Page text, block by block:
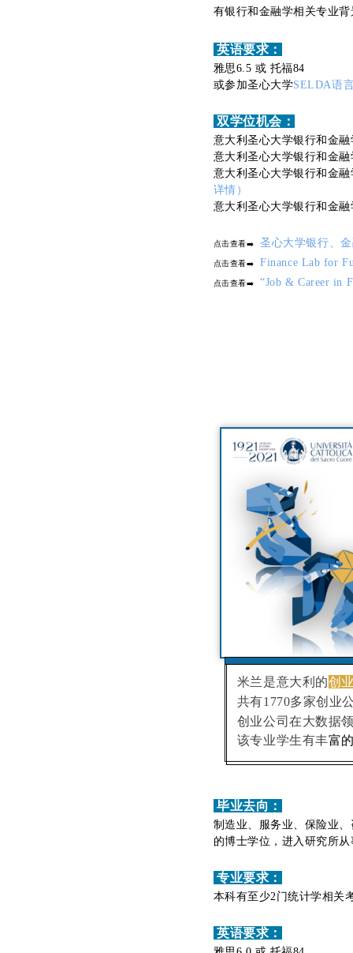
有银行和金融学相关专业
英语要求 ：
雅思6.5 或 托福84
或参加圣心大学SELDA语
双学位机会：
意大利圣心大学银行和金
意大利圣心大学银行和金
意大利圣心大学银行和金
详情）
意大利圣心大学银行和金
点击查看➡️ 圣心大学银行、
点击查看➡️ Finance Lab for
点击查看➡️ “Job & Career in
米兰是意大利的创
共有1770多家创业
创业公司在大数据
该专业学生有丰富
毕业去向：
制造业、服务业、保险业
的博士学位，进入研究所
专业要求：
本科有至少2门统计学相关
英语要求：